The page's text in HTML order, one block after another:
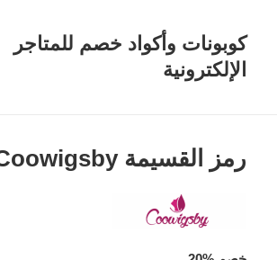
كوبونات وأكواد خصم للمتاجر
الإلكترونية
رمز القسيمة Coowigsby